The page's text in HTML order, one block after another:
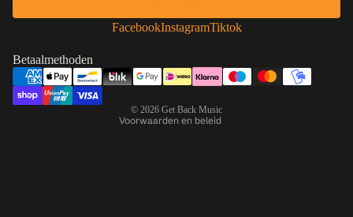
FacebookInstagramTiktok
Betaalmethoden
© 2026 Get Back Music
Voorwaarden en beleid
Privacybeleid
Algemene voorwaarden
Verzendbeleid